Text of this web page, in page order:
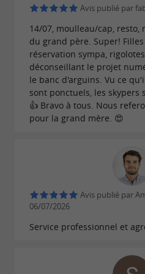
en toute sérénité après
sans vous soucier du
Nos destinations phares
D'ArcachonauCap
..
PRÊT POUR
Avis publié par
14/07, moulleau/cap, resto,
du grand père. Super!
réservation sympa,
déconseillant le projet
le banc d'arguins. Vu ce
sont ponctuels, les skypers
👍 Bravo à tous. Nous
pour la grand mère. 😍
Avis publié par
06/07/2026
Service professionnel et